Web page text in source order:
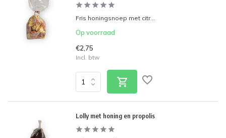
Fris honingsnoep met citr...
Op voorraad
€2,75
Incl. btw
Lolly met honing en propolis